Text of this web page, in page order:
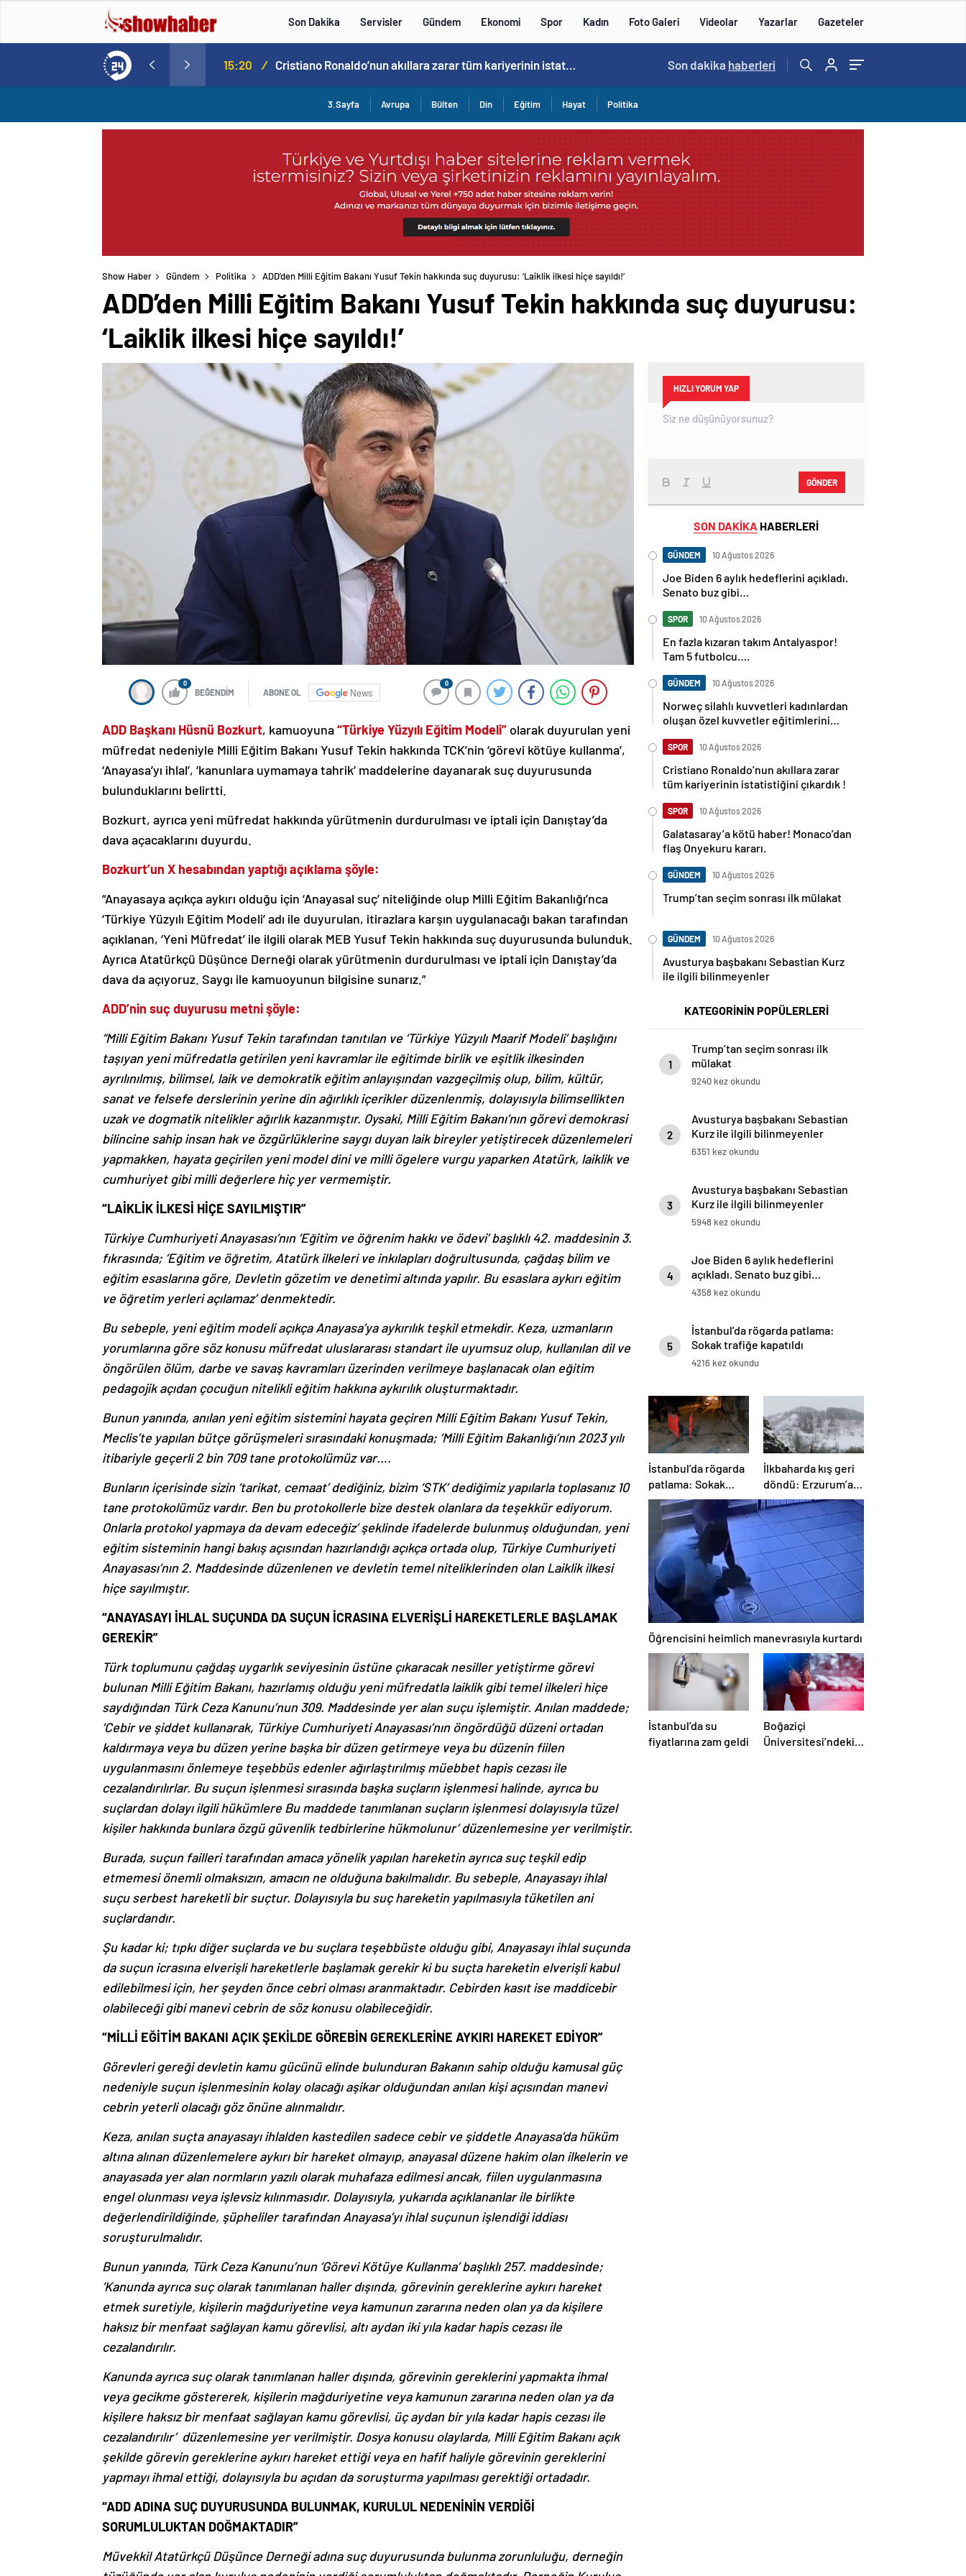
Son Dakika Servisler Gündem Ekonomi Spor Kadın Foto Galeri Videolar Yazarlar Gazeteler
Norweç silahlı kuvvetleri kadınlardan oluşan özel kuvvetler eğitimlerini başlattı. 15:20 / Cristiano Ronaldo’nun akıllara zarar tüm kariyerinin istatistiğini çıkardık ! 14:57 /
Son dakika haberleri
3.Sayfa Avrupa Bülten Din Eğitim Hayat Politika
Show Haber Gündem Politika ADD’den Milli Eğitim Bakanı Yusuf Tekin hakkında suç duyurusu: ‘Laiklik ilkesi hiçe sayıldı!’
ADD’den Milli Eğitim Bakanı Yusuf Tekin hakkında suç duyurusu:
‘Laiklik ilkesi hiçe sayıldı!’
0
BEĞENDİM ABONE OL News
0
ADD Başkanı Hüsnü Bozkurt, kamuoyuna“Türkiye Yüzyılı Eğitim Modeli” olarak duyurulan yeni
müfredat nedeniyle Milli Eğitim Bakanı Yusuf Tekin hakkında TCK’nin ‘görevi kötüye kullanma’,
‘Anayasa’yı ihlal’, ‘kanunlara uymamaya tahrik’ maddelerine dayanarak suç duyurusunda
bulunduklarını belirtti.
Bozkurt, ayrıca yeni müfredat hakkında yürütmenin durdurulması ve iptali için Danıştay’da
dava açacaklarını duyurdu.
Bozkurt’un X hesabından yaptığı açıklama şöyle:
“Anayasaya açıkça aykırı olduğu için ‘Anayasal suç’ niteliğinde olup Milli Eğitim Bakanlığı’nca
‘Türkiye Yüzyılı Eğitim Modeli’ adı ile duyurulan, itirazlara karşın uygulanacağı bakan tarafından
açıklanan, ‘Yeni Müfredat’ ile ilgili olarak MEB Yusuf Tekin hakkında suç duyurusunda bulunduk.
Ayrıca Atatürkçü Düşünce Derneği olarak yürütmenin durdurulması ve iptali için Danıştay’da
dava da açıyoruz. Saygı ile kamuoyunun bilgisine sunarız.”
ADD’nin suç duyurusu metni şöyle:
“Milli Eğitim Bakanı Yusuf Tekin tarafından tanıtılan ve ‘Türkiye Yüzyılı Maarif Modeli’ başlığını
taşıyan yeni müfredatla getirilen yeni kavramlar ile eğitimde birlik ve eşitlik ilkesinden
ayrılınılmış, bilimsel, laik ve demokratik eğitim anlayışından vazgeçilmiş olup, bilim, kültür,
sanat ve felsefe derslerinin yerine din ağırlıklı içerikler düzenlenmiş, dolayısıyla bilimsellikten
uzak ve dogmatik nitelikler ağırlık kazanmıştır. Oysaki, Milli Eğitim Bakanı’nın görevi demokrasi
bilincine sahip insan hak ve özgürlüklerine saygı duyan laik bireyler yetiştirecek düzenlemeleri
yapmakken, hayata geçirilen yeni model dini ve milli ögelere vurgu yaparken Atatürk, laiklik ve
cumhuriyet gibi milli değerlere hiç yer vermemiştir.
“LAİKLİK İLKESİ HİÇE SAYILMIŞTIR”
Türkiye Cumhuriyeti Anayasası’nın ‘Eğitim ve öğrenim hakkı ve ödevi’ başlıklı 42. maddesinin 3.
fıkrasında; ‘Eğitim ve öğretim, Atatürk ilkeleri ve inkılapları doğrultusunda, çağdaş bilim ve
eğitim esaslarına göre, Devletin gözetim ve denetimi altında yapılır. Bu esaslara aykırı eğitim
ve öğretim yerleri açılamaz’ denmektedir.
Bu sebeple, yeni eğitim modeli açıkça Anayasa’ya aykırılık teşkil etmekdir. Keza, uzmanların
yorumlarına göre söz konusu müfredat uluslararası standart ile uyumsuz olup, kullanılan dil ve
öngörülen ölüm, darbe ve savaş kavramları üzerinden verilmeye başlanacak olan eğitim
pedagojik açıdan çocuğun nitelikli eğitim hakkına aykırılık oluşturmaktadır.
Bunun yanında, anılan yeni eğitim sistemini hayata geçiren Milli Eğitim Bakanı Yusuf Tekin,
Meclis’te yapılan bütçe görüşmeleri sırasındaki konuşmada; ‘Milli Eğitim Bakanlığı’nın 2023 yılı
itibariyle geçerli 2 bin 709 tane protokolümüz var….
Bunların içerisinde sizin ‘tarikat, cemaat’ dediğiniz, bizim ‘STK’ dediğimiz yapılarla toplasanız 10
tane protokolümüz vardır. Ben bu protokollerle bize destek olanlara da teşekkür ediyorum.
Onlarla protokol yapmaya da devam edeceğiz’ şeklinde ifadelerde bulunmuş olduğundan, yeni
eğitim sisteminin hangi bakış açısından hazırlandığı açıkça ortada olup, Türkiye Cumhuriyeti
Anayasası’nın 2. Maddesinde düzenlenen ve devletin temel niteliklerinden olan Laiklik ilkesi
hiçe sayılmıştır.
“ANAYASAYI İHLAL SUÇUNDA DA SUÇUN İCRASINA ELVERİŞLİ HAREKETLERLE BAŞLAMAK
GEREKİR”
Türk toplumunu çağdaş uygarlık seviyesinin üstüne çıkaracak nesiller yetiştirme görevi
bulunan Milli Eğitim Bakanı, hazırlamış olduğu yeni müfredatla laiklik gibi temel ilkeleri hiçe
saydığından Türk Ceza Kanunu’nun 309. Maddesinde yer alan suçu işlemiştir. Anılan maddede;
‘Cebir ve şiddet kullanarak, Türkiye Cumhuriyeti Anayasası’nın öngördüğü düzeni ortadan
kaldırmaya veya bu düzen yerine başka bir düzen getirmeye veya bu düzenin fiilen
uygulanmasını önlemeye teşebbüs edenler ağırlaştırılmış müebbet hapis cezası ile
cezalandırılırlar. Bu suçun işlenmesi sırasında başka suçların işlenmesi halinde, ayrıca bu
suçlardan dolayı ilgili hükümlere Bu maddede tanımlanan suçların işlenmesi dolayısıyla tüzel
kişiler hakkında bunlara özgü güvenlik tedbirlerine hükmolunur’ düzenlemesine yer verilmiştir.
Burada, suçun failleri tarafından amaca yönelik yapılan hareketin ayrıca suç teşkil edip
etmemesi önemli olmaksızın, amacın ne olduğuna bakılmalıdır. Bu sebeple, Anayasayı ihlal
suçu serbest hareketli bir suçtur. Dolayısıyla bu suç hareketin yapılmasıyla tüketilen ani
suçlardandır.
Şu kadar ki; tıpkı diğer suçlarda ve bu suçlara teşebbüste olduğu gibi, Anayasayı ihlal suçunda
da suçun icrasına elverişli hareketlerle başlamak gerekir ki bu suçta hareketin elverişli kabul
edilebilmesi için, her şeyden önce cebri olması aranmaktadır. Cebirden kasıt ise maddicebir
olabileceği gibi manevi cebrin de söz konusu olabileceğidir.
“MİLLİ EĞİTİM BAKANI AÇIK ŞEKİLDE GÖREBİN GEREKLERİNE AYKIRI HAREKET EDİYOR”
Görevleri gereği devletin kamu gücünü elinde bulunduran Bakanın sahip olduğu kamusal güç
nedeniyle suçun işlenmesinin kolay olacağı aşikar olduğundan anılan kişi açısından manevi
cebrin yeterli olacağı göz önüne alınmalıdır.
Keza, anılan suçta anayasayı ihlalden kastedilen sadece cebir ve şiddetle Anayasa’da hüküm
altına alınan düzenlemelere aykırı bir hareket olmayıp, anayasal düzene hakim olan ilkelerin ve
anayasada yer alan normların yazılı olarak muhafaza edilmesi ancak, fiilen uygulanmasına
engel olunması veya işlevsiz kılınmasıdır. Dolayısıyla, yukarıda açıklananlar ile birlikte
değerlendirildiğinde, şüpheliler tarafından Anayasa’yı ihlal suçunun işlendiği iddiası
soruşturulmalıdır.
Bunun yanında, Türk Ceza Kanunu’nun ‘Görevi Kötüye Kullanma’ başlıklı 257. maddesinde;
‘Kanunda ayrıca suç olarak tanımlanan haller dışında, görevinin gereklerine aykırı hareket
etmek suretiyle, kişilerin mağduriyetine veya kamunun zararına neden olan ya da kişilere
haksız bir menfaat sağlayan kamu görevlisi, altı aydan iki yıla kadar hapis cezası ile
cezalandırılır.
Kanunda ayrıca suç olarak tanımlanan haller dışında, görevinin gereklerini yapmakta ihmal
veya gecikme göstererek, kişilerin mağduriyetine veya kamunun zararına neden olan ya da
kişilere haksız bir menfaat sağlayan kamu görevlisi, üç aydan bir yıla kadar hapis cezası ile
cezalandırılır’ düzenlemesine yer verilmiştir. Dosya konusu olaylarda, Milli Eğitim Bakanı açık
şekilde görevin gereklerine aykırı hareket ettiği veya en hafif haliyle görevinin gereklerini
yapmayı ihmal ettiği, dolayısıyla bu açıdan da soruşturma yapılması gerektiği ortadadır.
“ADD ADINA SUÇ DUYURUSUNDA BULUNMAK, KURULUL NEDENİNİN VERDİĞİ
SORUMLULUKTAN DOĞMAKTADIR”
Müvekkil Atatürkçü Düşünce Derneği adına suç duyurusunda bulunma zorunluluğu, derneğin
HIZLI YORUM YAP
GÖNDER
SON DAKİKA HABERLERİ
GÜNDEM 10 Ağustos 2026
Joe Biden 6 aylık hedeflerini açıkladı.
Senato buz gibi…
SPOR 10 Ağustos 2026
En fazla kızaran takım Antalyaspor!
Tam 5 futbolcu….
GÜNDEM 10 Ağustos 2026
Norweç silahlı kuvvetleri kadınlardan
oluşan özel kuvvetler eğitimlerini
SPOR 10 Ağustos 2026
Cristiano Ronaldo’nun akıllara zarar
tüm kariyerinin istatistiğini çıkardık !
SPOR 10 Ağustos 2026
Galatasaray’a kötü haber! Monaco’dan
flaş Onyekuru kararı.
GÜNDEM 10 Ağustos 2026
Trump’tan seçim sonrası ilk mülakat
GÜNDEM 10 Ağustos 2026
Avusturya başbakanı Sebastian Kurz
ile ilgili bilinmeyenler
KATEGORİNİN POPÜLERLERİ
1
Trump’tan seçim sonrası ilk
mülakat
9240 kez okundu
2
Avusturya başbakanı Sebastian
Kurz ile ilgili bilinmeyenler
6351 kez okundu
3
Avusturya başbakanı Sebastian
Kurz ile ilgili bilinmeyenler
5948 kez okundu
4
Joe Biden 6 aylık hedeflerini
açıkladı. Senato buz gibi…
4358 kez okundu
5
İstanbul’da rögarda patlama:
Sokak trafiğe kapatıldı
4216 kez okundu
İstanbul’da rögarda
patlama: Sokak
trafiğe kapatıldı
İlkbaharda kış geri
döndü: Erzurum’a
lapa lapa kar yağdı
Öğrencisini heimlich manevrasıyla kurtardı
İstanbul’da su
fiyatlarına zam geldi
Boğaziçi
Üniversitesi’ndeki